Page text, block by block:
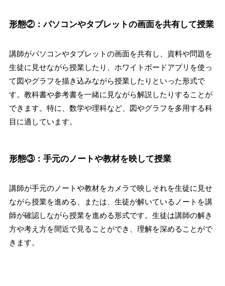
形態②：パソコンやタブレットの画面を共有して授業
講師がパソコンやタブレットの画面を共有し、資料や問題を
生徒に見せながら授業したり、ホワイトボードアプリを使っ
て図やグラフを描き込みながら授業したりといった形式で
す。教科書や参考書を一緒に見ながら解説したりすることが
できます。特に、数学や理科など、図やグラフを多用する科
目に適しています。
形態③：手元のノートや教材を映して授業
講師が手元のノートや教材をカメラで映しそれを生徒に見せ
ながら授業を進める、または、生徒が解いているノートを講
師が確認しながら授業を進める形式です。生徒は講師の解き
方や考え方を間近で見ることができ、理解を深めることがで
きます。